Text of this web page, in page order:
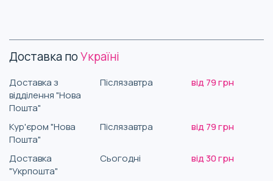
Доставка поУкраїні
Доставка з
відділення "Нова
Пошта"
Післязавтра від 79 грн
Кур'єром "Нова
Пошта"
Післязавтра від 79 грн
Доставка
"Укрпошта"
Сьогодні від 30 грн